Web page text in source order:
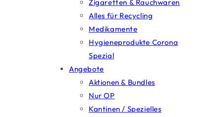
Zigaretten & Rauchwaren
Alles für Recycling
Medikamente
Hygieneprodukte Corona
Spezial
Angebote
Aktionen & Bundles
Nur OP
Kantinen / Spezielles